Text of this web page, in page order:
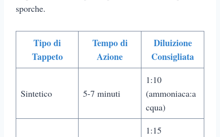
sporche.
Tipo di
Tappeto
Tempo di
Azione
Diluizione
Consigliata
Sintetico 5-7 minuti
1:10
(ammoniaca:a
cqua)
1:15